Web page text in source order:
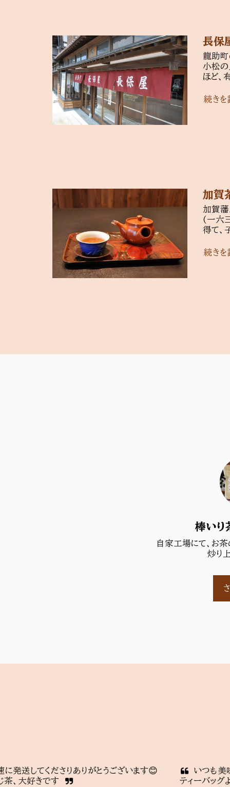
長保
龍助町
小松の
ほど、
続き
加賀
加賀
(一六
得て、
続き
棒いり
自家工場にて、お
炒り
ださりありがとうございます😊
す
いつも美味しくいた
ティーバッグより経済的